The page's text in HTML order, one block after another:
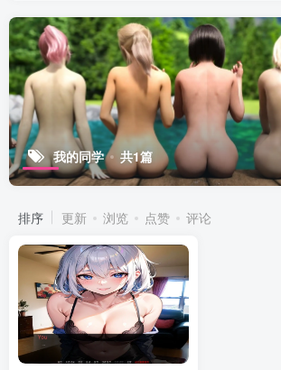
我的同学 共1篇
排序 更新 浏览 点赞 评论